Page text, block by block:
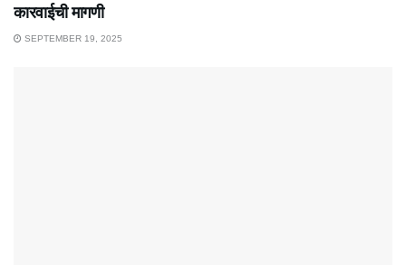
कारवाईची मागणी
SEPTEMBER 19, 2025